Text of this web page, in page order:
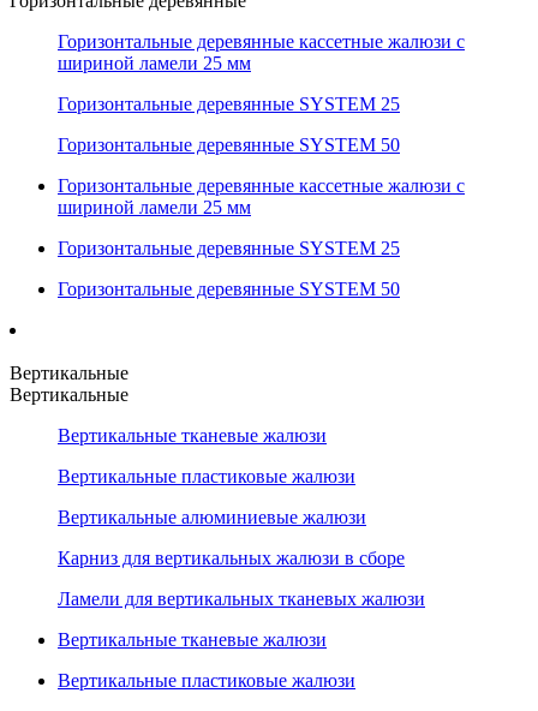
Горизонтальные деревянные кассетные жалюзи с
шириной ламели 25 мм
Горизонтальные деревянные SYSTEM 25
Горизонтальные деревянные SYSTEM 50
Горизонтальные деревянные кассетные жалюзи с
шириной ламели 25 мм
Горизонтальные деревянные SYSTEM 25
Горизонтальные деревянные SYSTEM 50
Вертикальные
Вертикальные
Вертикальные тканевые жалюзи
Вертикальные пластиковые жалюзи
Вертикальные алюминиевые жалюзи
Карниз для вертикальных жалюзи в сборе
Ламели для вертикальных тканевых жалюзи
Вертикальные тканевые жалюзи
Вертикальные пластиковые жалюзи